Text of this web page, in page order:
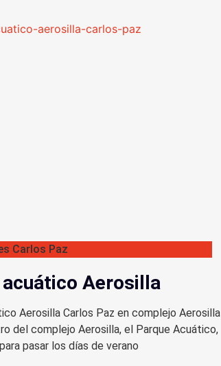
Carlos Paz
acuático Aerosilla
Aerosilla Carlos Paz en complejo Aerosilla
del complejo Aerosilla, el Parque Acuático,
pasar los días de verano